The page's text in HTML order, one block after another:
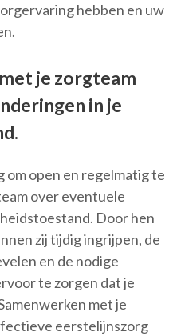
hebben en uw
je zorgteam
in je
om open en regelmatig te
over eventuele
Door hen
zij tijdig ingrijpen, de
en de nodige
te zorgen dat je
met je
eerstelijnszorg